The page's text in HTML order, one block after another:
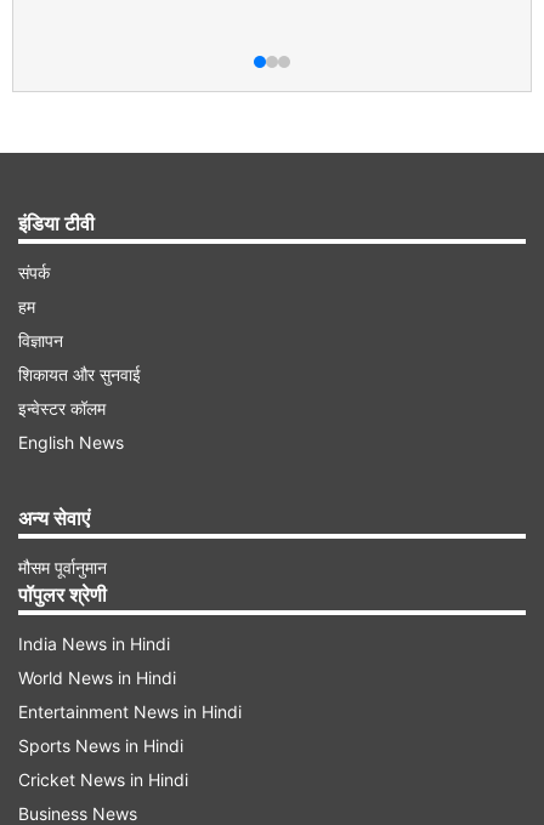
इंडिया टीवी
संपर्क
हम
विज्ञापन
शिकायत और सुनवाई
इन्वेस्टर कॉलम
English News
अन्य सेवाएं
मौसम पूर्वानुमान
पॉपुलर श्रेणी
India News in Hindi
World News in Hindi
Entertainment News in Hindi
Sports News in Hindi
Cricket News in Hindi
Business News